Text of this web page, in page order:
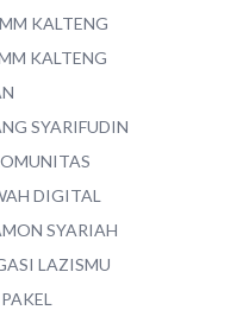
KALTENG
KALTENG
SYARIFUDIN
DIGITAL
SYARIAH
LAZISMU